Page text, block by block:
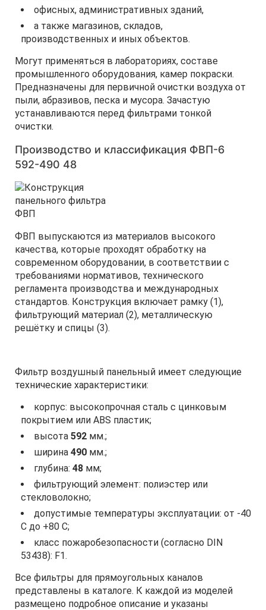
офисных, административных зданий,
а также магазинов, складов,
производственных и иных объектов.
Могут применяться в лабораториях, составе
промышленного оборудования, камер покраски.
Предназначены для первичной очистки воздуха от
пыли, абразивов, песка и мусора. Зачастую
устанавливаются перед фильтрами тонкой
очистки.
Производство и классификация ФВП-6
592-490 48
ФВП выпускаются из материалов высокого
качества, которые проходят обработку на
современном оборудовании, в соответствии с
требованиями нормативов, технического
регламента производства и международных
стандартов. Конструкция включает рамку (1),
фильтрующий материал (2), металлическую
решётку и спицы (3).
Фильтр воздушный панельный имеет следующие
технические характеристики:
корпус: высокопрочная сталь с цинковым
покрытием или ABS пластик;
высота 592 мм.;
ширина 490 мм.;
глубина: 48 мм;
фильтрующий элемент: полиэстер или
стекловолокно;
допустимые температуры эксплуатации: от -40
С до +80 С;
класс пожаробезопасности (согласно DIN
53438): F1.
Все фильтры для прямоугольных каналов
представлены в каталоге. К каждой из моделей
размещено подробное описание и указаны